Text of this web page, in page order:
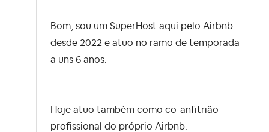
Bom, sou um SuperHost aqui pelo Airbnb
desde 2022 e atuo no ramo de temporada
a uns 6 anos.
Hoje atuo também como co-anfitrião
profissional do próprio Airbnb.